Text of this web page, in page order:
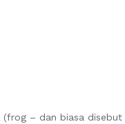
– dan biasa